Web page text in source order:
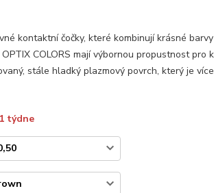
kontaktní čočky, které kombinují krásné
COLORS mají výbornou propustnost pro
stále hladký plazmový povrch, který je
týdne